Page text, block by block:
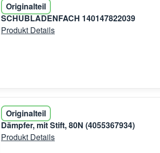
Originalteil
SCHUBLADENFACH 140147822039
Produkt Details
Originalteil
Dämpfer, mit Stift, 80N (4055367934)
Produkt Details